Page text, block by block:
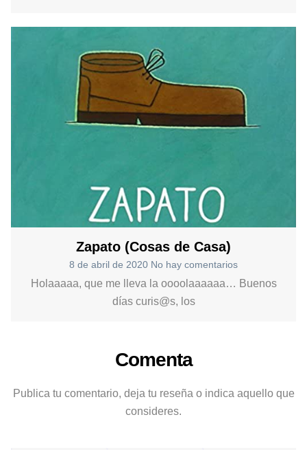
Zapato (Cosas de Casa)
8 de abril de 2020 No hay comentarios
Holaaaaa, que me lleva la oooolaaaaaa… Buenos
días curis@s, los
Comenta
Publica tu comentario, deja tu reseña o indica aquello que
consideres.